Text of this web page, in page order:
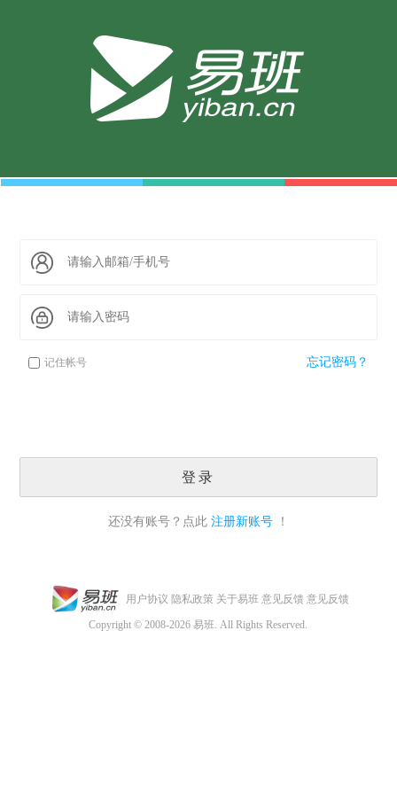
记住帐号 忘记密码？
登录
还没有账号？点此 注册新账号 ！
用户协议 隐私政策 关于易班 意见反馈 意见反馈
Copyright © 2008-2026 易班. All Rights Reserved.